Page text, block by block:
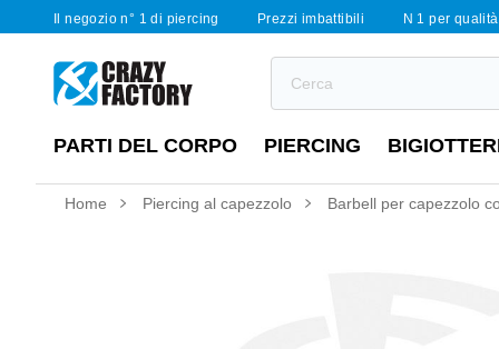
Il negozio n° 1 di piercing Prezzi imbattibili N 1 per
PARTI DEL CORPO PIERCING
Home Piercing al capezzolo Barbell per capezzolo